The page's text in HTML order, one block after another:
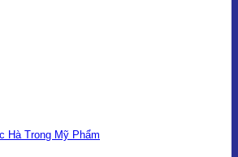
Hà Trong Mỹ Phẩm